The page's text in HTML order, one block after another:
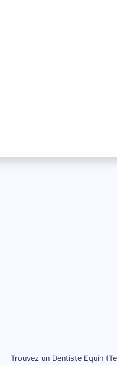
Trouvez un Dentiste Equin